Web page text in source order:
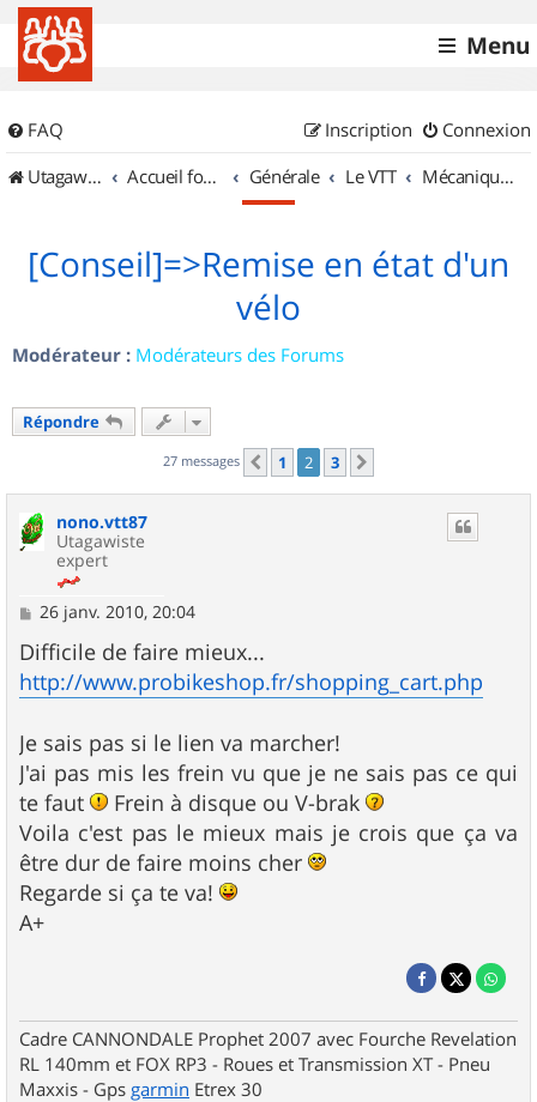
Menu
FAQ Connexion
Inscription
UtagawaVTT (Randos VTT et VTTAE avec traces GPS)
Accueil forum Générale Le VTT Mécanique et Entretiens
[Conseil]=>Remise en état d'un
vélo
Modérateur : Modérateurs des Forums
Répondre
27 messages Précédent
1 2 3
nono.vtt87
Utagawiste
expert
M
s
s
a
g
26 janv. 2010, 20:04
Difficile de faire mieux...
http://www.probikeshop.fr/shopping_cart.php
Je sais pas si le lien va marcher!
J'ai pas mis les frein vu que je ne sais pas ce qui
te faut
Frein à disque ou V-brak
Voila c'est pas le mieux mais je crois que ça va
être dur de faire moins cher
Regarde si ça te va!
A+
Cadre CANNONDALE Prophet 2007 avec Fourche Revelation
RL 140mm et FOX RP3 - Roues et Transmission XT - Pneu
Maxxis - Gps garmin Etrex 30